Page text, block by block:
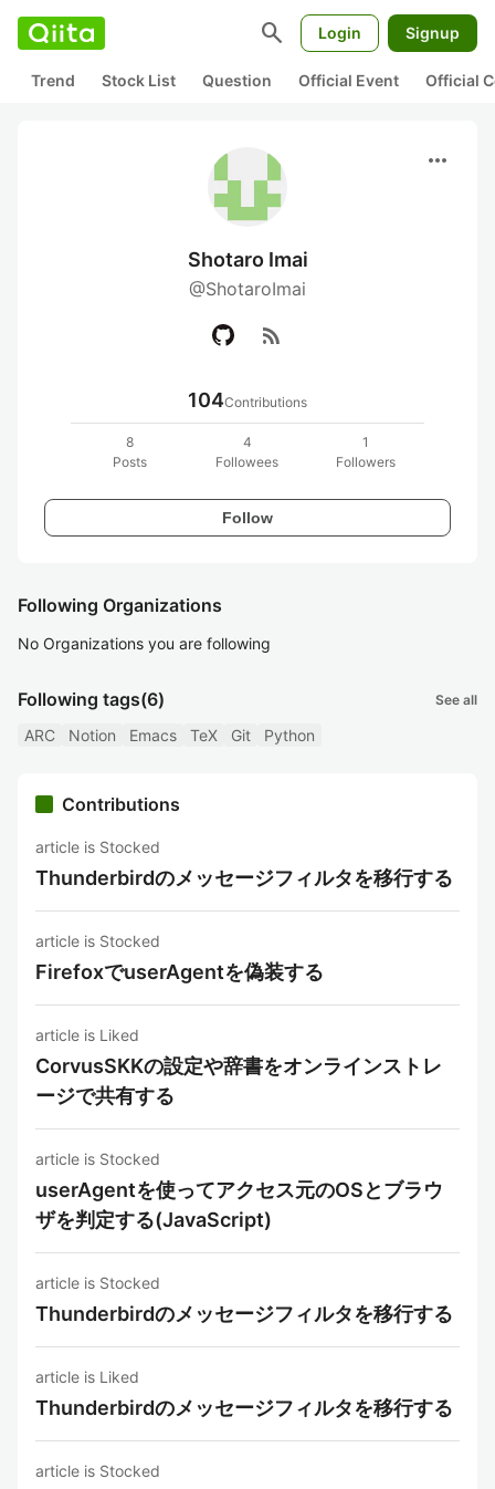
search Login Signup
Trend Stock List Question Official Event Official
more_horiz
Shotaro Imai
@ShotaroImai
rss_feed
104Contributions
8
Posts
4
Followees
1
Followers
Follow
Following Organizations
No Organizations you are following
Following tags(6) See all
ARC Notion Emacs TeX Git Python
Contributions
article is Stocked
Thunderbirdのメッセージフィルタを移行する
article is Stocked
FirefoxでuserAgentを偽装する
article is Liked
CorvusSKKの設定や辞書をオンラインストレ
ージで共有する
article is Stocked
userAgentを使ってアクセス元のOSとブラウ
ザを判定する(JavaScript)
article is Stocked
Thunderbirdのメッセージフィルタを移行する
article is Liked
Thunderbirdのメッセージフィルタを移行する
article is Stocked